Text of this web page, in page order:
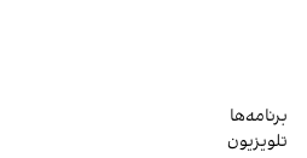
برنامه‌ها
تلویزیون